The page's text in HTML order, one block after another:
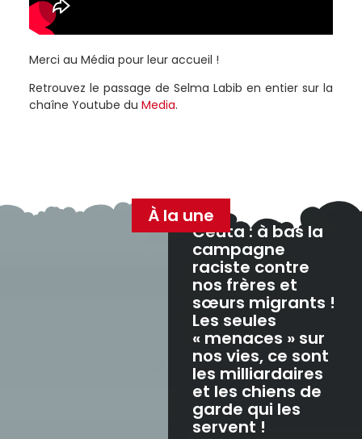
Merci au Média pour leur accueil !
Retrouvez le passage de Selma Labib en entier sur la
chaîne Youtube du Media.
À la une
Ceuta : à bas la
campagne
raciste contre
nos frères et
sœurs migrants !
Les seules
« menaces » sur
nos vies, ce sont
les milliardaires
et les chiens de
garde qui les
servent !